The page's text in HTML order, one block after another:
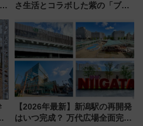
さ生活とコラボした紫の「ブル
売
【2026年最新】新潟駅の再開発
はいつ完成？ 万代広場全面完成